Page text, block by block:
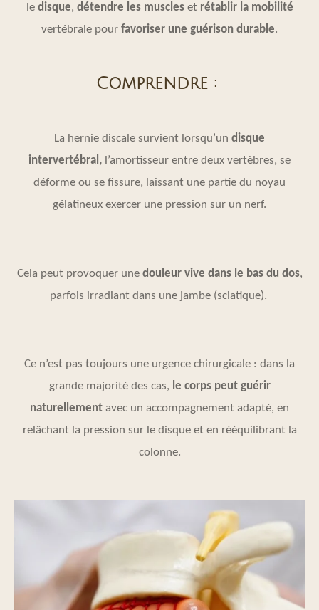
le disque, détendre les muscleset rétablir la mobilité
vertébrale pour favoriser une guérison durable.
Comprendre :
La hernie discale survient lorsqu’un disque
intervertébral, l’amortisseur entre deux vertèbres, se
déforme ou se fissure, laissant une partie du noyau
gélatineux exercer une pression sur un nerf.
Cela peut provoquer une douleur vive dans le bas du dos,
parfois irradiant dans une jambe (sciatique).
Ce n’est pas toujours une urgence chirurgicale : dans la
grande majorité des cas, le corps peut guérir
naturellement avec un accompagnement adapté, en
relâchant la pression sur le disque et en rééquilibrant la
colonne.